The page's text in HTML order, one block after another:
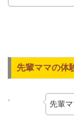
先輩ママの体
先輩